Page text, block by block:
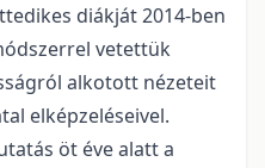
diákját 2014-ben
vetettük
alkotott nézeteit
elképzeléseivel.
öt éve alatt a